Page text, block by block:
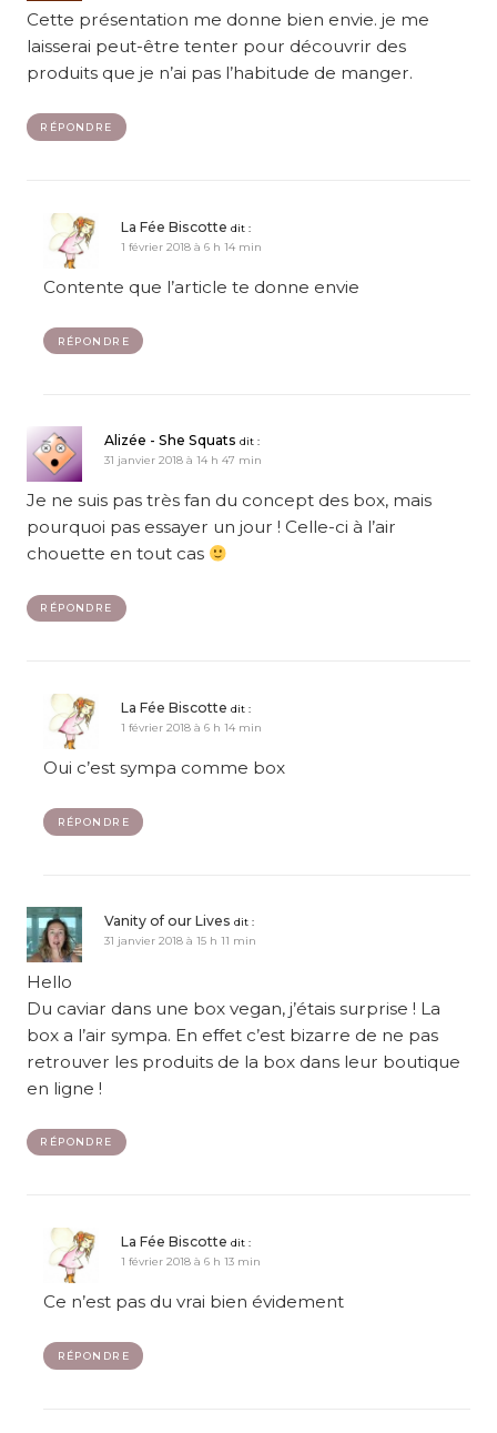
Cette présentation me donne bien envie. je me
laisserai peut-être tenter pour découvrir des
produits que je n’ai pas l’habitude de manger.
RÉPONDRE
La Fée Biscotte dit :
1 février 2018 à 6 h 14 min
Contente que l’article te donne envie
RÉPONDRE
Alizée - She Squats dit :
31 janvier 2018 à 14 h 47 min
Je ne suis pas très fan du concept des box, mais
pourquoi pas essayer un jour ! Celle-ci à l’air
chouette en tout cas
RÉPONDRE
La Fée Biscotte dit :
1 février 2018 à 6 h 14 min
Oui c’est sympa comme box
RÉPONDRE
Vanity of our Lives dit :
31 janvier 2018 à 15 h 11 min
Hello
Du caviar dans une box vegan, j’étais surprise ! La
box a l’air sympa. En effet c’est bizarre de ne pas
retrouver les produits de la box dans leur boutique
en ligne !
RÉPONDRE
La Fée Biscotte dit :
1 février 2018 à 6 h 13 min
Ce n’est pas du vrai bien évidement
RÉPONDRE